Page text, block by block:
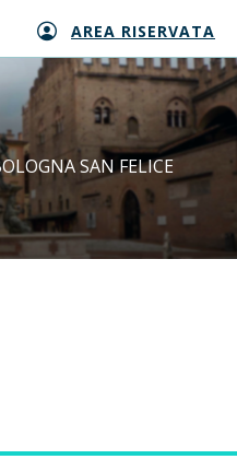
AREA RISERVATA
SAN FELICE